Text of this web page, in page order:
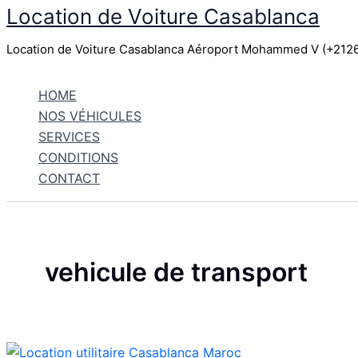
Aller
contenu
Location de Voiture Casablanca
Location de Voiture Casablanca Aéroport Mohammed V
HOME
NOS VÉHICULES
SERVICES
CONDITIONS
CONTACT
vehicule de transport